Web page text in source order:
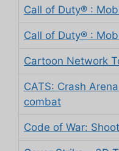
Call of Duty® :
Call of Duty® :
Cartoon Network
CATS: Crash
combat
Code of War: